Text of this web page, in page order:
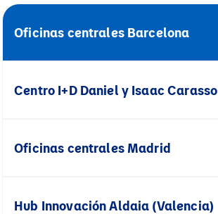
Oficinas centrales Barcelona
Centro I+D Daniel y Isaac Carasso
Oficinas centrales Madrid
Hub Innovación Aldaia (Valencia)